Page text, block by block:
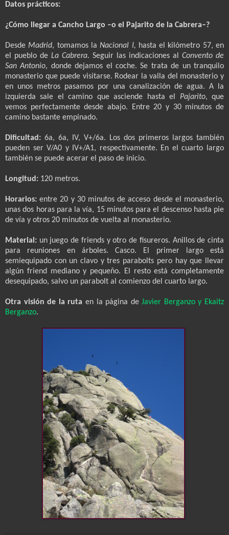
Datos prácticos:
¿Cómo llegar a Cancho Largo –o el Pajarito de la Cabrera–?
Desde Madrid, tomamos la Nacional I, hasta el kilómetro 57, en
el pueblo de La Cabrera. Seguir las indicaciones al Convento de
San Antonio, donde dejamos el coche. Se trata de un tranquilo
monasterio que puede visitarse. Rodear la valla del monasterio y
en unos metros pasamos por una canalización de agua. A la
izquierda sale el camino que asciende hasta el Pajarito, que
vemos perfectamente desde abajo. Entre 20 y 30 minutos de
camino bastante empinado.
Dificultad: 6a, 6a, IV, V+/6a. Los dos primeros largos también
pueden ser V/A0 y IV+/A1, respectivamente. En el cuarto largo
también se puede acerar el paso de inicio.
Longitud: 120 metros.
Horarios: entre 20 y 30 minutos de acceso desde el monasterio,
unas dos horas para la vía, 15 minutos para el descenso hasta pie
de vía y otros 20 minutos de vuelta al monasterio.
Material: un juego de friends y otro de fisureros. Anillos de cinta
para reuniones en árboles. Casco. El primer largo está
semiequipado con un clavo y tres parabolts pero hay que llevar
algún friend mediano y pequeño. El resto está completamente
desequipado, salvo un parabolt al comienzo del cuarto largo.
Otra visión de la ruta en la página deJavier Berganzo y Ekaitz
Berganzo.